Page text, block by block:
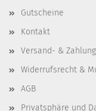
Gutscheine
Kontakt
Versand- &
Widerrufsrecht &
AGB
Privatsphäre und